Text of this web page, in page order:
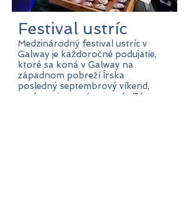
Festival ustríc
Medzinárodný festival ustríc v
Galway je každoročné podujatie,
ktoré sa koná v Galway na
západnom pobreží Írska
posledný septembrový víkend,
prvý mesiac sezóny ustríc. Táto